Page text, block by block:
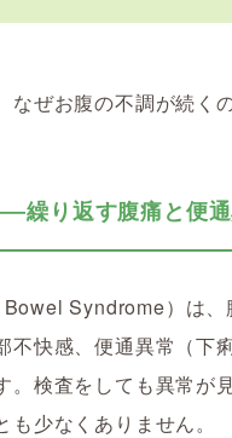
なぜお腹の不調が続く
繰り返す腹痛と便
Syndrome）は、
不快感、便通異常（下
。検査をしても異常が
少なくありません。